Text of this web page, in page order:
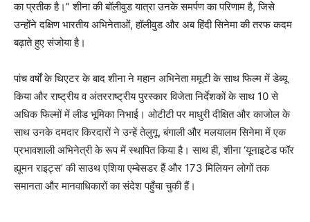
का प्रतीक है।” शीना की बॉलीवुड यात्रा उनके समर्पण का परिणाम है, जिसे
उन्होंने दक्षिण भारतीय अभिनेताओं, हॉलीवुड और अब हिंदी सिनेमा की तरफ कदम
बढ़ाते हुए संजोया है।
पांच वर्षों के थिएटर के बाद शीना ने महान अभिनेता ममूटी के साथ फिल्म में डेब्यू
किया और राष्ट्रीय व अंतरराष्ट्रीय पुरस्कार विजेता निर्देशकों के साथ 10 से
अधिक फिल्मों में लीड भूमिका निभाई। ओटीटी पर माधुरी दीक्षित और काजोल के
साथ उनके दमदार किरदारों ने उन्हें तेलुगू, बंगाली और मलयालम सिनेमा में एक
प्रभावशाली अभिनेत्री के रूप में स्थापित किया है। साथ ही, शीना ‘यूनाइटेड फॉर
ह्यूमन राइट्स’ की साउथ एशिया एम्बेसडर हैं और 173 मिलियन लोगों तक
समानता और मानवाधिकारों का संदेश पहुँचा चुकी हैं।